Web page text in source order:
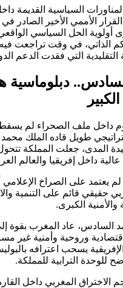
السياسية القديمة
الحل السياسي
الذاتي، في وقت تراجعت
التقليدية التي فقدت الدعم
دبلوماسية
داخل ملف الصحراء لم
طويل قاده الملك
المدى، جعلت المملكة
داخل إفريقيا والعالم
يعتمد على الصراخ الإعلامي
حقيقي قائم على التنمية
الكبرى.
السادس، عاد المغرب بقوة
وروحية وأمنية غير
يسحب اعترافه
للوحدة الترابية للمملكة.
المغربي داخل